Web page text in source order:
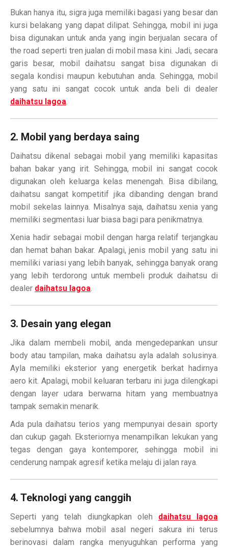
Bukan hanya itu, sigra juga memiliki bagasi yang besar dan
kursi belakang yang dapat dilipat. Sehingga, mobil ini juga
bisa digunakan untuk anda yang ingin berjualan secara of
the road seperti tren jualan di mobil masa kini. Jadi, secara
garis besar, mobil daihatsu sangat bisa digunakan di
segala kondisi maupun kebutuhan anda. Sehingga, mobil
yang satu ini sangat cocok untuk anda beli di dealer
daihatsu lagoa.
2. Mobil yang berdaya saing
Daihatsu dikenal sebagai mobil yang memiliki kapasitas
bahan bakar yang irit. Sehingga, mobil ini sangat cocok
digunakan oleh keluarga kelas menengah. Bisa dibilang,
daihatsu sangat kompetitif jika dibanding dengan brand
mobil sekelas lainnya. Misalnya saja, daihatsu xenia yang
memiliki segmentasi luar biasa bagi para penikmatnya.
Xenia hadir sebagai mobil dengan harga relatif terjangkau
dan hemat bahan bakar. Apalagi, jenis mobil yang satu ini
memiliki variasi yang lebih banyak, sehingga banyak orang
yang lebih terdorong untuk membeli produk daihatsu di
dealer daihatsu lagoa.
3. Desain yang elegan
Jika dalam membeli mobil, anda mengedepankan unsur
body atau tampilan, maka daihatsu ayla adalah solusinya.
Ayla memiliki eksterior yang energetik berkat hadirnya
aero kit. Apalagi, mobil keluaran terbaru ini juga dilengkapi
dengan layer udara berwarna hitam yang membuatnya
tampak semakin menarik.
Ada pula daihatsu terios yang mempunyai desain sporty
dan cukup gagah. Eksteriornya menampilkan lekukan yang
tegas dengan gaya kontemporer, sehingga mobil ini
cenderung nampak agresif ketika melaju di jalan raya.
4. Teknologi yang canggih
Seperti yang telah diungkapkan oleh daihatsu lagoa
sebelumnya bahwa mobil asal negeri sakura ini terus
berinovasi dalam rangka menyuguhkan performa yang